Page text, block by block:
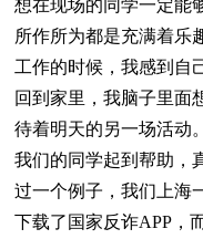
想在现场的同学一定能
所作所为都是充满着乐
工作的时候，我感到自
回到家里，我脑子里面
待着明天的另一场活动
我们的同学起到帮助，
过一个例子，我们上海
下载了国家反诈APP，